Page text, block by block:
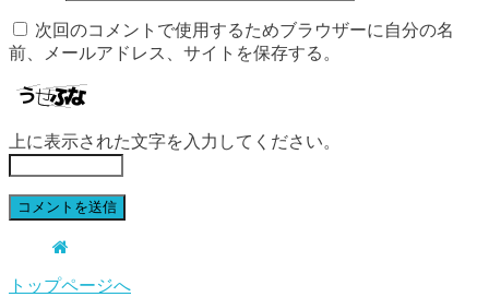
次回のコメントで使用するためブラウザーに自分の名
前、メールアドレス、サイトを保存する。
上に表示された文字を入力してください。
トップページへ